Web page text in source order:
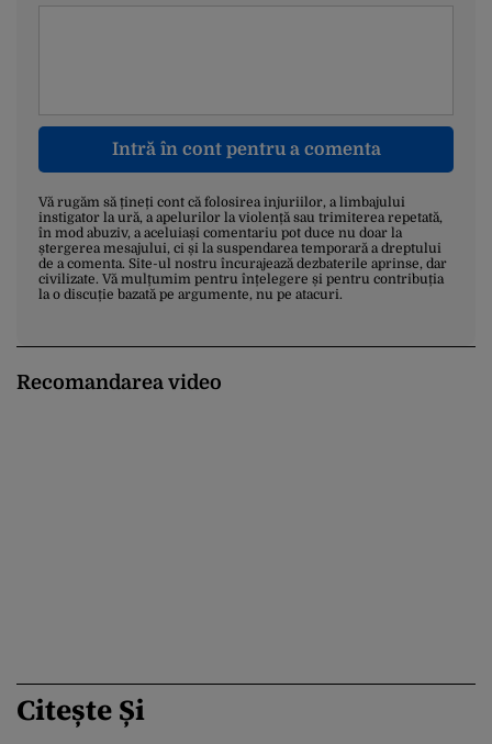
Intră în cont pentru a comenta
Vă rugăm să țineți cont că folosirea injuriilor, a limbajului
instigator la ură, a apelurilor la violență sau trimiterea repetată,
în mod abuziv, a aceluiași comentariu pot duce nu doar la
ștergerea mesajului, ci și la suspendarea temporară a dreptului
de a comenta. Site-ul nostru încurajează dezbaterile aprinse, dar
civilizate. Vă mulțumim pentru înțelegere și pentru contribuția
la o discuție bazată pe argumente, nu pe atacuri.
Recomandarea video
Citește Și